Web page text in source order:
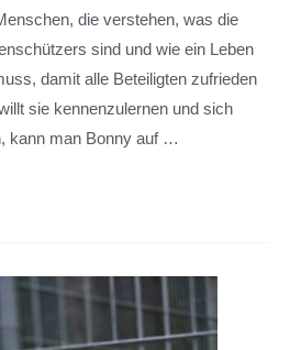
die verstehen, was die
sind und wie ein Leben
damit alle Beteiligten zufrieden
sie kennenzulernen und sich
kann man Bonny auf …